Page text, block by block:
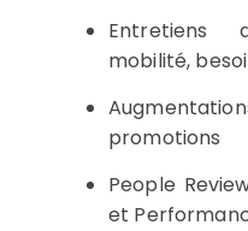
Entretiens
mobilité,
promotions
People
et